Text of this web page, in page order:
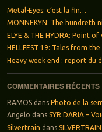
Metal-Eyes: c’est la fin…
MONNEKYN: The hundreth
ELYE & THE HYDRA: Point of
HELLFEST 19: Tales from
Heavy week end : report du
COMMENTAIRES RÉCENTS
RAMOSdans Photo de la
Angelo dans SYR DARIA –
Silvertrain dans